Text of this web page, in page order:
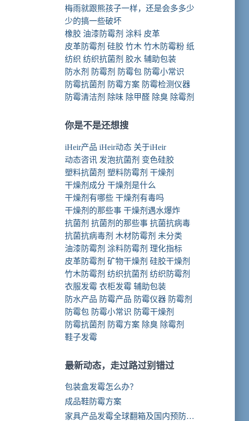
梅雨就跟熊孩子一样，还是会多多少
少的搞一些破坏
橡胶 油漆防霉剂 涂料 皮革
皮革防霉剂 硅胶 竹木 竹木防霉粉 纸
纺织 纺织抗菌剂 胶水 辅助包装
防水剂
防霉剂 防霉包 防霉小常识
防霉抗菌剂
防霉方案 防霉检测仪器
防霉清洁剂 除味 除甲醛 除臭 除霉剂
你是不是还想搜
iHeir产品 iHeir动态 关于iHeir
动态咨讯 发泡抗菌剂 变色硅胶
塑料抗菌剂 塑料防霉剂 干燥剂
干燥剂成分 干燥剂是什么
干燥剂有哪些 干燥剂有毒吗
干燥剂的那些事 干燥剂遇水爆炸
抗菌剂 抗菌剂的那些事 抗菌抗病毒
抗菌抗病毒剂 木材防霉剂 未分类
油漆防霉剂 涂料防霉剂 理化指标
皮革防霉剂 矿物干燥剂 硅胶干燥剂
竹木防霉剂 纺织抗菌剂 纺织防霉剂
衣服发霉 衣柜发霉 辅助包装
防水产品 防霉产品 防霉仪器 防霉剂
防霉包 防霉小常识 防霉干燥剂
防霉抗菌剂
防霉方案 除臭 除霉剂
鞋子发霉
最新动态，走过路过别错过
包装盒发霉怎么办？
成品鞋防霉方案
家具产品发霉全球翻箱及国内预防发